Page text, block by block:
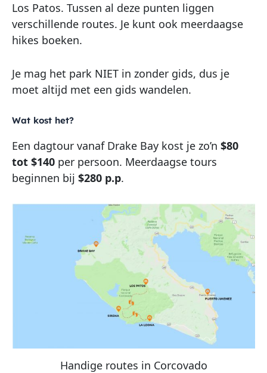
Los Patos. Tussen al deze punten liggen
verschillende routes. Je kunt ook meerdaagse
hikes boeken.
Je mag het park NIET in zonder gids, dus je
moet altijd met een gids wandelen.
Wat kost het?
Een dagtour vanaf Drake Bay kost je zo’n $80
tot $140 per persoon. Meerdaagse tours
beginnen bij $280 p.p.
Handige routes in Corcovado